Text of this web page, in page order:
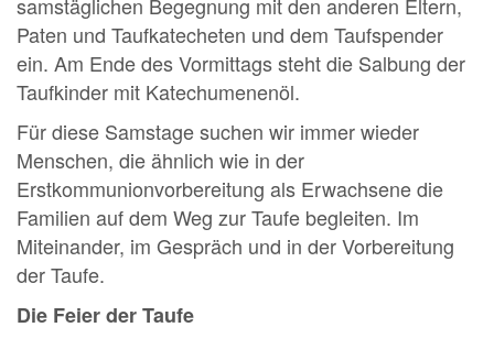
Paten und Taufkatecheten und dem Taufspender
ein. Am Ende des Vormittags steht die Salbung der
Taufkinder mit Katechumenenöl.
Für diese Samstage suchen wir immer wieder
Menschen, die ähnlich wie in der
Erstkommunionvorbereitung als Erwachsene die
Familien auf dem Weg zur Taufe begleiten. Im
Miteinander, im Gespräch und in der Vorbereitung
der Taufe.
Die Feier der Taufe